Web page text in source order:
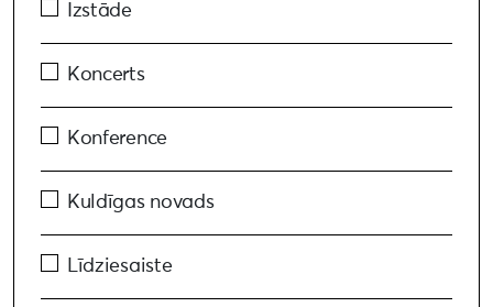
Izstāde
Koncerts
Konference
Kuldīgas novads
Līdziesaiste